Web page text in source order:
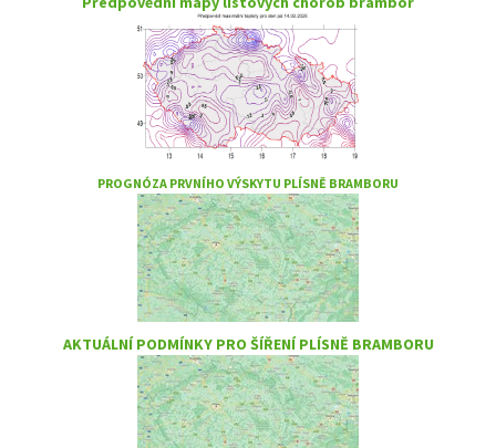
PROGNÓZA PRVNÍHO VÝSKYTU PLÍSNĚ BRAMBORU
AKTUÁLNÍ PODMÍNKY PRO ŠÍŘENÍ PLÍSNĚ BRAMBORU